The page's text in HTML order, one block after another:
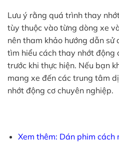
Lưu ý rằng quá trình thay
tùy thuộc vào từng dòng xe
nên tham khảo hướng dẫn
tìm hiểu cách thay nhớt động
trước khi thực hiện. Nếu bạn
mang xe đến các trung tâm
nhớt động cơ chuyên nghiệp.
Xem thêm: Dán phim cách